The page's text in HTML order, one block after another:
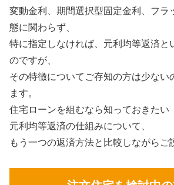
変動金利、期間選択型固定金利、フラ
態に関わらず、
特に指定しなければ、元利均等返済と
のですが、
その特徴についてご存知の方は少ない
ます。
住宅ローンを組むなら知っておきたい
元利均等返済の仕組みについて、
もう一つの返済方法と比較しながらご